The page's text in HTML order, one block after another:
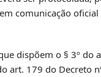
comunicação
dispõem o § 3º do
art. 179 do Decreto